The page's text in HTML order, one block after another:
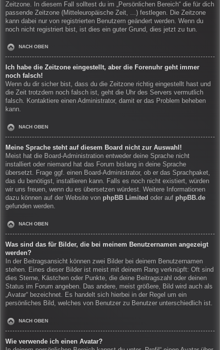
Zeitzone. In diesem Fall solltest du im „Persönlichen Bereich“ die für dich
passende Zeitzone (Mitteleuropäische Zeit, ...) festlegen. Die Zeitzone
kann dabei nur von registrierten Benutzern geändert werden. Wenn du
noch nicht registriert bist, ist dies ein guter Grund, dies jetzt zu tun.
NACH OBEN
Ich habe die Zeitzone eingestellt, aber die Forenuhr geht immer
noch falsch!
Wenn du dir sicher bist, dass du die Zeitzone richtig eingestellt hast und
die Zeit trotzdem noch falsch ist, geht die Uhr des Servers vermutlich
falsch. Kontaktiere einen Administrator, damit er das Problem beheben
kann.
NACH OBEN
Meine Sprache steht auf diesem Board nicht zur Auswahl!
Meist hat die Board-Administration entweder deine Sprache nicht
installiert oder niemand hat das Forum bislang in deine Sprache
übersetzt. Frage ggf. einen Board-Administrator, ob er das Sprachpaket,
das du benötigst, installieren kann. Falls es noch nicht existiert, würden
wir uns freuen, wenn du es übersetzen würdest. Weitere Informationen
dazu können auf der Website von phpBB Limited oder auf phpBB.de
gefunden werden.
NACH OBEN
Was sind das für Bilder, die bei meinem Benutzernamen angezeigt
werden?
In der Beitragsansicht können zwei Bilder bei deinem Benutzernamen
stehen. Eines dieser Bilder ist meist mit deinem Rang verknüpft: Oft sind
dies Sterne, Kästchen oder Punkte, die deine Beitragszahl oder deinen
Status im Forum angeben. Das andere, meist größere, Bild wird auch als
„Avatar“ bezeichnet. Es handelt sich hierbei in der Regel um ein
persönliches Bild, welches von Benutzer zu Benutzer unterschiedlich ist.
NACH OBEN
Wie verwende ich einen Avatar?